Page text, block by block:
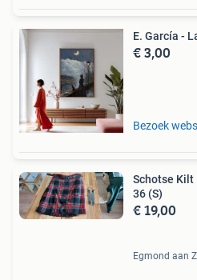
E. García -
€ 3,00
Bezoek
Schotse Kilt
36 (S)
€ 19,00
Egmond aan